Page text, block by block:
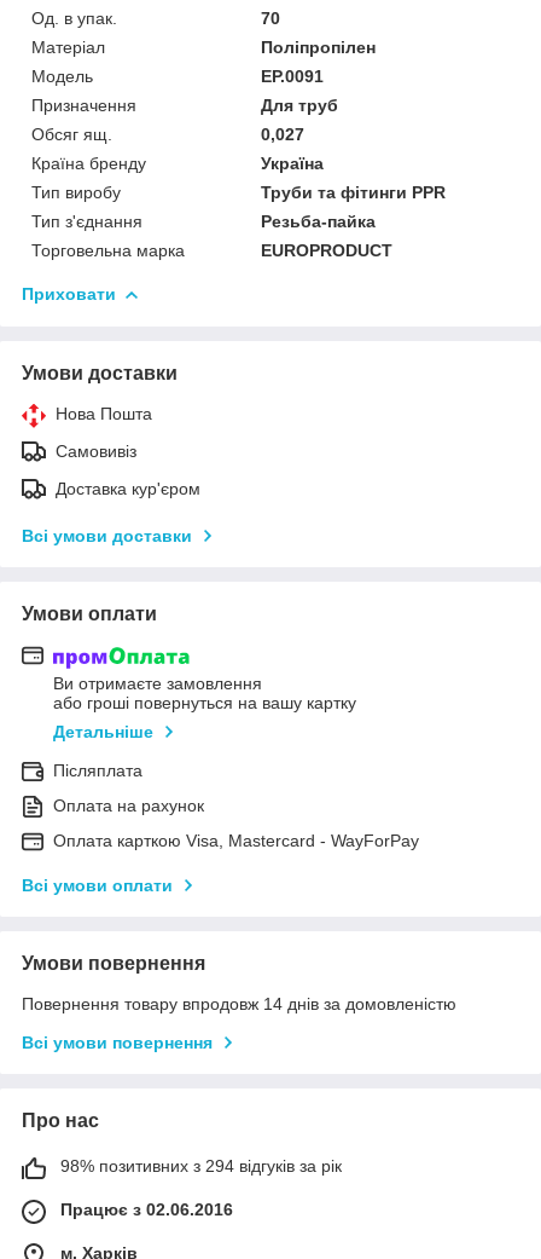
Од. в упак.
70
Матеріал
Поліпропілен
Мoдель
EP.0091
Призначення
Для труб
Обсяг ящ.
0,027
Країна бренду
Україна
Тип виробу
Труби та фітинги PPR
Тип з'єднання
Резьба-пайка
Торговельна марка
EUROPRODUCT
Приховати
Умови доставки
Нова Пошта
Самовивіз
Доставка кур'єром
Всі умови доставки
Умови оплати
Ви отримаєте замовлення
або гроші повернуться на вашу картку
Детальніше
Післяплата
Оплата на рахунок
Оплата карткою Visa, Mastercard - WayForPay
Всі умови оплати
Умови повернення
Повернення товару впродовж 14 днів за домовленістю
Всі умови повернення
Про нас
98% позитивних з 294 відгуків за рік
Працює з 02.06.2016
м. Харків